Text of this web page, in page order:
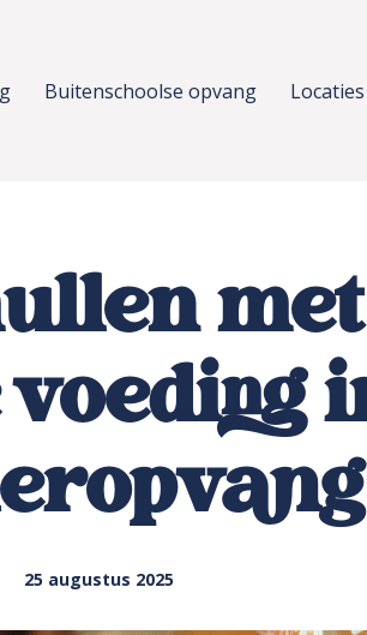
Buitenschoolse opvang Locaties
25 augustus 2025